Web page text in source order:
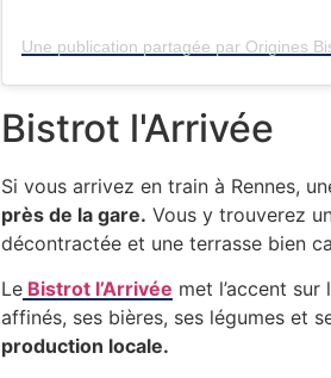
Bistrot l'Arrivée
Si vous arrivez en train à Rennes,
près de la gare. Vous y trouverez
décontractée et une terrasse bien
Le Bistrot l’Arrivée met l’accent
affinés, ses bières, ses légumes et
production locale.